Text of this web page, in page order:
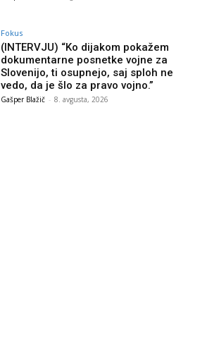
Fokus
(INTERVJU) “Ko dijakom pokažem
dokumentarne posnetke vojne za
Slovenijo, ti osupnejo, saj sploh ne
vedo, da je šlo za pravo vojno.”
Gašper Blažič - 8. avgusta, 2026